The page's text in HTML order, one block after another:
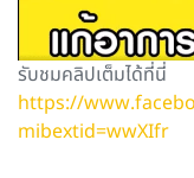
รับชมคลิปเต็มได้ที่นี่
https://
mibextid=wwXIfr